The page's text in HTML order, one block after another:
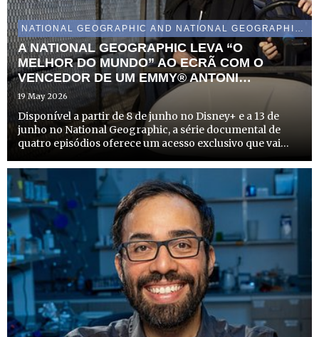
NATIONAL GEOGRAPHIC AND NATIONAL GEOGRAPHIC WILD
A NATIONAL GEOGRAPHIC LEVA “O
MELHOR DO MUNDO” AO ECRÃ COM O
VENCEDOR DE UM EMMY® ANTONI
POROWSKI, NO MÊS DE JUNHO
19 May 2026
Disponível a partir de 8 de junho no Disney+ e a 13 de
junho no National Geographic, a série documental de
quatro episódios oferece um acesso exclusivo que vai
México, Paris, Londres e Nova Iorque